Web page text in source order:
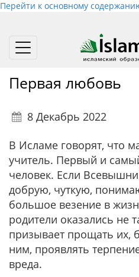
Перейти к основному
Toggle
Первая любовь
8 Декабрь 2022
В Исламе говорят, что
учитель. Первый и
человек. Если
добрую, чуткую,
большое везение в
родители оказались не
призывает прощать их,
ним, проявлять
вреда.